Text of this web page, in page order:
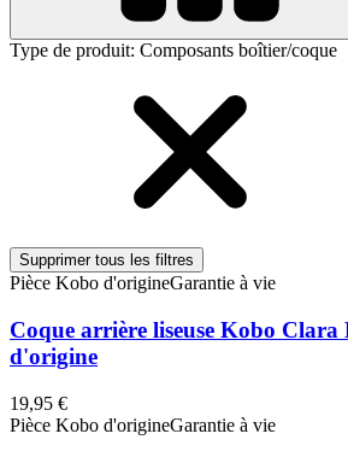
Type de produit: Composants boîtier/coque
Supprimer tous les filtres
Pièce Kobo d'origineGarantie à vie
Coque arrière liseuse Kobo Clara
d'origine
19,95 €
Pièce Kobo d'origineGarantie à vie